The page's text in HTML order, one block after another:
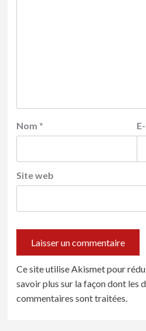
Nom *
Site web
Ce site utilise Akismet pour
savoir plus sur la façon dont les
commentaires sont traitées.